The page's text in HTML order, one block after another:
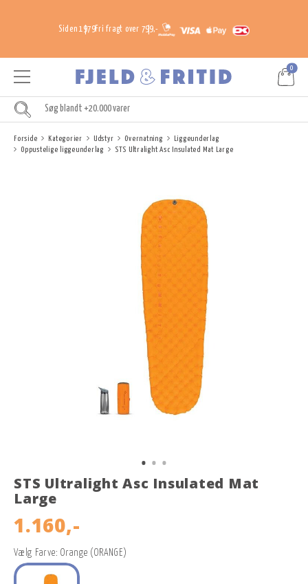
Siden 1979Fri fragt over 799,-
0
Forside Kategorier Udstyr Overnatning
Liggeunderlag
Oppustelige liggeunderlag
STS Ultralight Asc Insulated Mat Large
STS Ultralight Asc Insulated Mat
Large
1.160,-
Vælg Farve: Orange (ORANGE)